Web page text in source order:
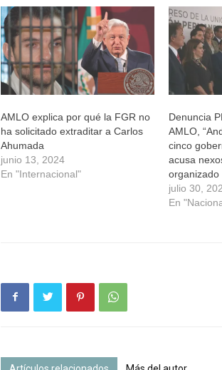
una
ventana
nueva)
una
ventana
nueva)
una
ventana
nueva)
una
ventana
nueva)
AMLO explica por qué la FGR no
ha solicitado extraditar a Carlos
Ahumada
junio 13, 2024
En "Internacional"
Denuncia
AMLO,
cinco
acusa
organizado
julio 30,
En